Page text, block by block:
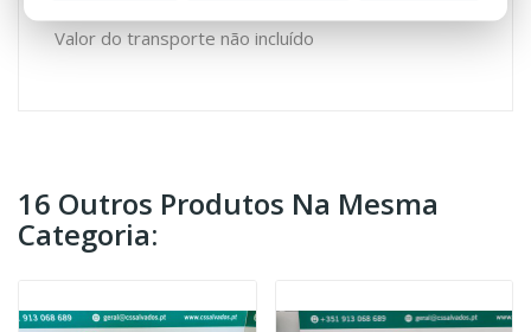
Valor do transporte não incluído
16 Outros Produtos Na Mesma
Categoria: